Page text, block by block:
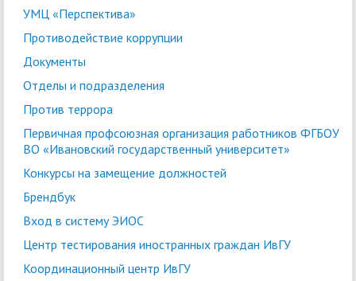
УМЦ «Перспектива»
Противодействие коррупции
Документы
Отделы и подразделения
Против террора
Первичная профсоюзная организация работников ФГБОУ
ВО «Ивановский государственный университет»
Конкурсы на замещение должностей
Брендбук
Вход в систему ЭИОС
Центр тестирования иностранных граждан ИвГУ
Координационный центр ИвГУ